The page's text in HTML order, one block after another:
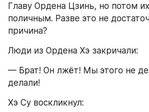
Главу Ордена Цзинь, но потом
поличным. Разве это не
причина?
Люди из Ордена Хэ закричали:
— Брат! Он лжёт! Мы этого не
делали!
Хэ Су воскликнул: